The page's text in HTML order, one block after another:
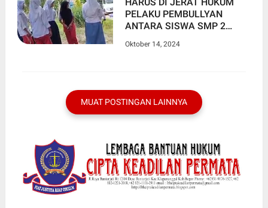
PELAKU PEMBULLYAN
ANTARA SISWA SMP 2
SATU SISWA SMA 1 PAIKER
Oktober 14, 2024
MUAT POSTINGAN LAINNYA